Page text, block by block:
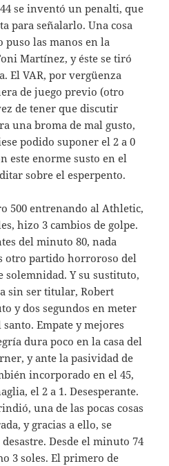
se inventó un penalti, que
para señalarlo. Una cosa
puso las manos en la
Martínez, y éste se tiró
El VAR, por vergüenza
de juego previo (otro
de tener que discutir
una broma de mal gusto,
podido suponer el 2 a 0
este enorme susto en el
sobre el esperpento.
500 entrenando al Athletic,
hizo 3 cambios de golpe.
del minuto 80, nada
otro partido horroroso del
solemnidad. Y su sustituto,
sin ser titular, Robert
y dos segundos en meter
Empate y mejores
dura poco en la casa del
y ante la pasividad de
incorporado en el 45,
el 2 a 1. Desesperante.
una de las pocas cosas
y gracias a ello, se
Desde el minuto 74
3 soles. El primero de